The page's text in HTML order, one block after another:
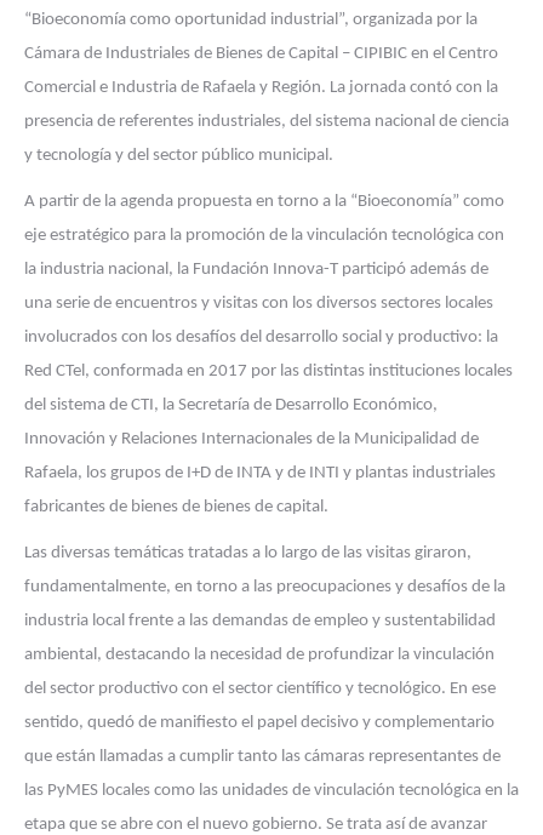
“Bioeconomía como oportunidad industrial”, organizada por la
Cámara de Industriales de Bienes de Capital – CIPIBIC en el Centro
Comercial e Industria de Rafaela y Región. La jornada contó con la
presencia de referentes industriales, del sistema nacional de ciencia
y tecnología y del sector público municipal.
A partir de la agenda propuesta en torno a la “Bioeconomía” como
eje estratégico para la promoción de la vinculación tecnológica con
la industria nacional, la Fundación Innova-T participó además de
una serie de encuentros y visitas con los diversos sectores locales
involucrados con los desafíos del desarrollo social y productivo: la
Red CTel, conformada en 2017 por las distintas instituciones locales
del sistema de CTI, la Secretaría de Desarrollo Económico,
Innovación y Relaciones Internacionales de la Municipalidad de
Rafaela, los grupos de I+D de INTA y de INTI y plantas industriales
fabricantes de bienes de bienes de capital.
Las diversas temáticas tratadas a lo largo de las visitas giraron,
fundamentalmente, en torno a las preocupaciones y desafíos de la
industria local frente a las demandas de empleo y sustentabilidad
ambiental, destacando la necesidad de profundizar la vinculación
del sector productivo con el sector científico y tecnológico. En ese
sentido, quedó de manifiesto el papel decisivo y complementario
que están llamadas a cumplir tanto las cámaras representantes de
las PyMES locales como las unidades de vinculación tecnológica en la
etapa que se abre con el nuevo gobierno. Se trata así de avanzar